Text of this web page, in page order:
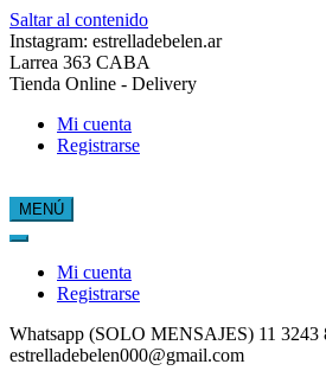
Saltar al contenido
Instagram: estrelladebelen.ar
Larrea 363 CABA
Tienda Online - Delivery
Mi cuenta
Registrarse
Estrella de Belén
MENÚ
Mi cuenta
Registrarse
Whatsapp (SOLO MENSAJES) 11 3243
estrelladebelen000@gmail.com